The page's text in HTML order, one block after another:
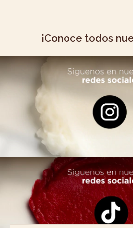
¡Conoce todos